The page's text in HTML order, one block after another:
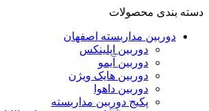
دسته بندی محصولات
دوربین مداربسته اصفهان
دوربین اپلینکس
دوربین آیمو
دوربین هایک ویژن
دوربین داهوا
پکیج دوربین مداربسته